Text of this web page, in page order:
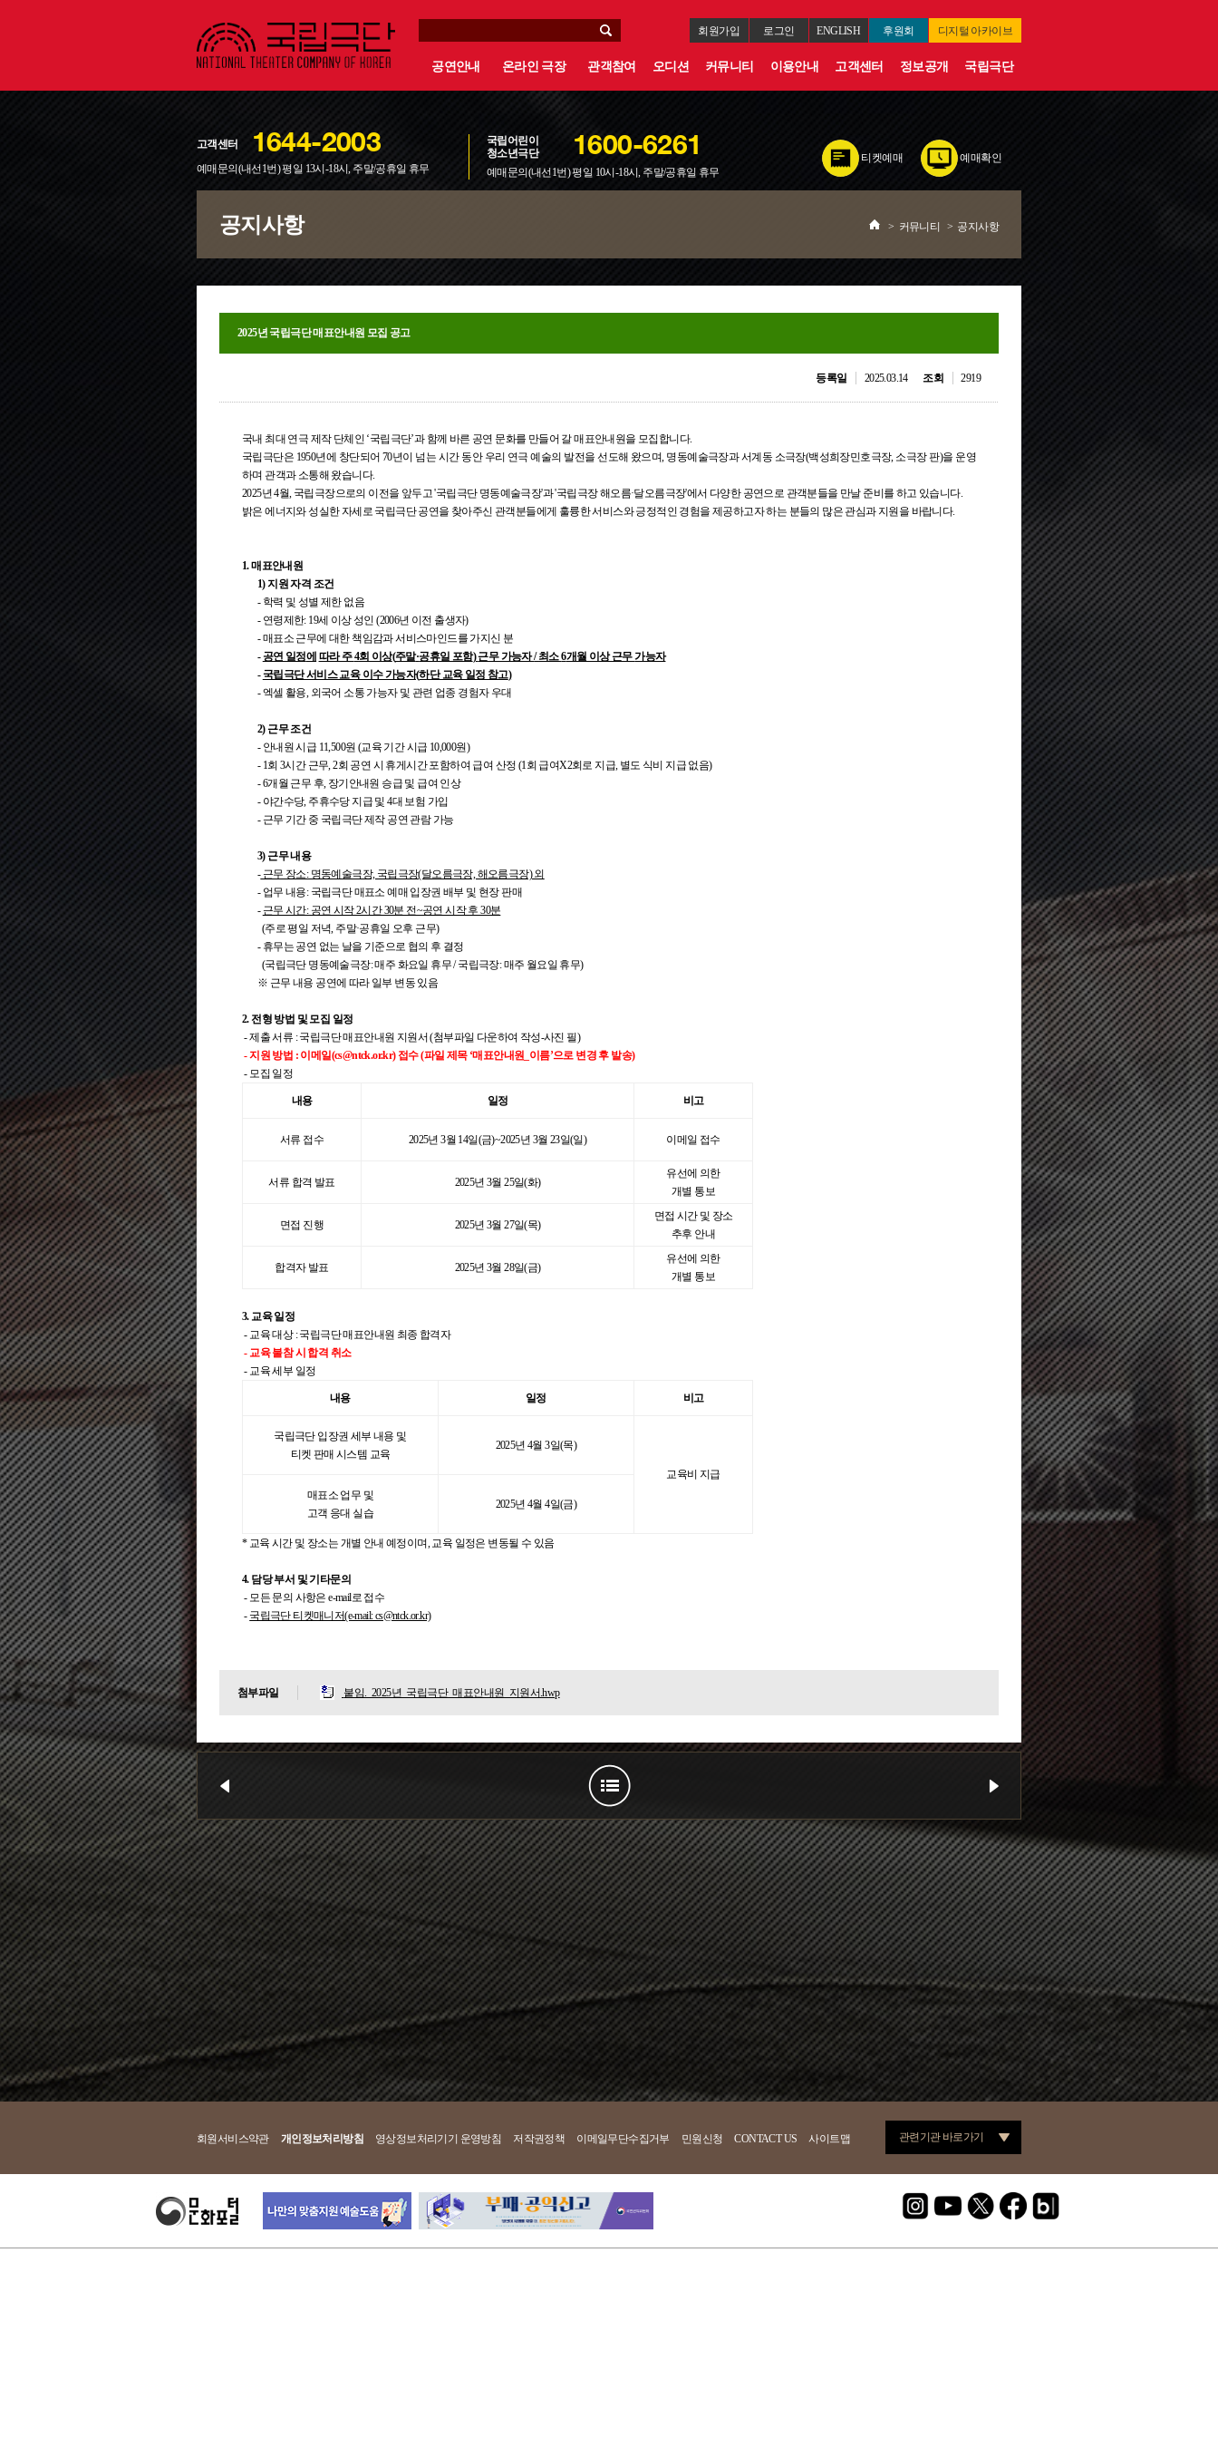
회원가입 로그인 ENGLISH 후원회 디지털 아카이브
공연안내 온라인 극장 관객참여 오디션 커뮤니티 이용안내 고객센터 정보공개 국립극단
고객센터 1644-2003
예매문의(내선1번) 평일 13시-18시, 주말/공휴일 휴무
국립어린이
청소년극단
1600-6261
예매문의(내선1번) 평일 10시-18시, 주말/공휴일 휴무
티켓예매 예매확인
공지사항 > 커뮤니티 > 공지사항
2025년 국립극단 매표안내원 모집 공고
등록일 2025.03.14 조회 2919
국내 최대 연극 제작 단체인 ‘국립극단’과 함께 바른 공연 문화를 만들어 갈 매표안내원을 모집합니다.
국립극단은 1950년에 창단되어 70년이 넘는 시간 동안 우리 연극 예술의 발전을 선도해 왔으며, 명동예술극장과 서계동 소극장(백성희장민호극장, 소극장 판)을 운영
하며 관객과 소통해 왔습니다.
2025년 4월, 국립극장으로의 이전을 앞두고 '국립극단 명동예술극장'과 '국립극장 해오름·달오름극장'에서 다양한 공연으로 관객분들을 만날 준비를 하고 있습니다.
밝은 에너지와 성실한 자세로 국립극단 공연을 찾아주신 관객분들에게 훌륭한 서비스와 긍정적인 경험을 제공하고자 하는 분들의 많은 관심과 지원을 바랍니다.
1. 매표안내원
1) 지원 자격 조건
- 학력 및 성별 제한 없음
- 연령제한: 19세 이상 성인 (2006년 이전 출생자)
- 매표소 근무에 대한 책임감과 서비스마인드를 가지신 분
- 공연 일정에 따라 주4회 이상(주말·공휴일 포함)근무 가능자/최소6개월 이상 근무가능자
-국립극단 서비스 교육 이수 가능자(하단 교육 일정 참고)
- 엑셀 활용, 외국어 소통 가능자 및 관련 업종 경험자 우대
2) 근무 조건
- 안내원 시급 11,500원 (교육 기간 시급 10,000원)
- 1회 3시간 근무, 2회 공연 시 휴게시간 포함하여 급여 산정 (1회 급여X2회로 지급, 별도 식비 지급 없음)
- 6개월 근무 후, 장기안내원 승급 및 급여 인상
- 야간수당, 주휴수당 지급 및 4대 보험 가입
- 근무 기간 중 국립극단 제작 공연 관람 가능
3) 근무 내용
-근무 장소: 명동예술극장, 국립극장(달오름극장, 해오름극장) 외
- 업무 내용: 국립극단 매표소 예매 입장권 배부 및 현장 판매
- 근무 시간: 공연 시작 2시간 30분 전~공연 시작 후 30분
(주로 평일 저녁, 주말·공휴일 오후 근무)
- 휴무는 공연 없는 날을 기준으로 협의 후 결정
(국립극단 명동예술극장: 매주 화요일 휴무 / 국립극장: 매주 월요일 휴무)
※ 근무 내용 공연에 따라 일부 변동 있음
2. 전형 방법 및 모집 일정
- 제출 서류 : 국립극단 매표안내원 지원서 (첨부파일 다운하여 작성-사진 필)
- 지원 방법 : 이메일(cs@ntck.or.kr) 접수 (파일 제목 ‘매표안내원_이름’으로 변경 후 발송)
- 모집 일정
내용 일정 비고
서류 접수 2025년 3월 14일(금)~2025년 3월 23일(일) 이메일 접수
서류 합격 발표 2025년 3월 25일(화)
유선에 의한
개별 통보
면접 진행 2025년 3월 27일(목)
면접 시간 및 장소
추후 안내
합격자 발표 2025년 3월 28일(금)
유선에 의한
개별 통보
3. 교육 일정
- 교육 대상 : 국립극단 매표안내원 최종 합격자
- 교육 불참 시 합격 취소
- 교육 세부 일정
내용 일정 비고
국립극단 입장권 세부 내용 및
티켓 판매 시스템 교육
2025년 4월 3일(목)
교육비 지급
매표소 업무 및
고객 응대 실습
2025년 4월 4일(금)
* 교육 시간 및 장소는 개별 안내 예정이며, 교육 일정은 변동될 수 있음
4. 담당 부서 및 기타문의
- 모든 문의 사항은 e-mail로 접수
- 국립극단 티켓매니저(e-mail: cs@ntck.or.kr)
첨부파일 붙임._2025년_국립극단_매표안내원_지원서.hwp
목록
회원서비스약관 개인정보처리방침 영상정보처리기기 운영방침 저작권정책 이메일무단수집거부 민원신청 CONTACT US 사이트맵 관련기관 바로가기